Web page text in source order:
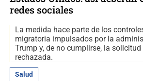
redes sociales
La medida hace parte de los
migratoria impulsados por la
Trump y, de no cumplirse, la
rechazada.
Salud